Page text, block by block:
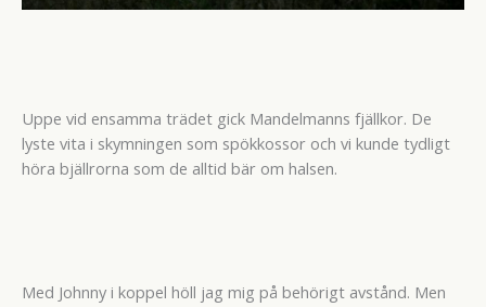
Uppe vid ensamma trädet gick Mandelmanns fjällkor. De
lyste vita i skymningen som spökkossor och vi kunde tydligt
höra bjällrorna som de alltid bär om halsen.
Med Johnny i koppel höll jag mig på behörigt avstånd. Men